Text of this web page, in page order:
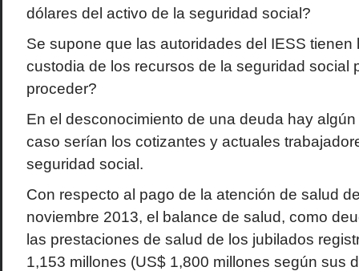
dólares del activo de la seguridad social?
Se supone que las autoridades del IESS tienen
custodia de los recursos de la seguridad social
proceder?
En el desconocimiento de una deuda hay
caso serían los cotizantes y actuales
seguridad social.
Con respecto al pago de la atención de salud
noviembre 2013, el balance de salud, como
las prestaciones de salud de los jubilados
1,153 millones (US$ 1,800 millones según sus